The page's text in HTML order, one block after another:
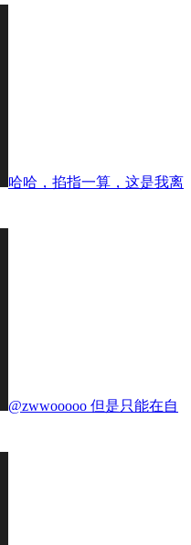
哈哈，掐指一算，这是我离
@zwwooooo 但是只能在自